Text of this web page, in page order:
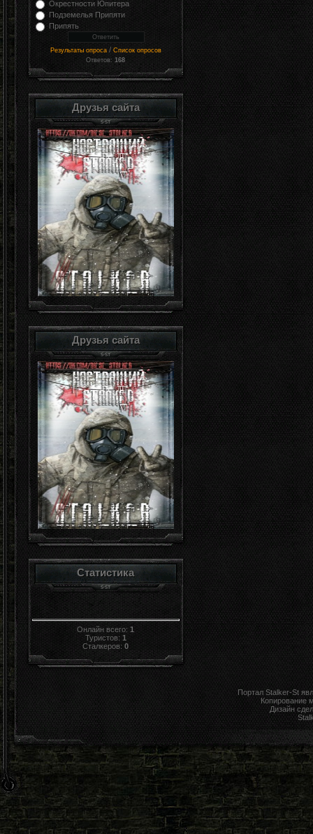
Окрестности Юпитера
Подземелья Припяти
Припять
Результаты опроса / Список опросов
Ответов:168
Друзья сайта
Друзья сайта
Статистика
Онлайн всего:1
Туристов: 1
Сталкеров:0
Портал Stalker-St
Копирование
Дизайн